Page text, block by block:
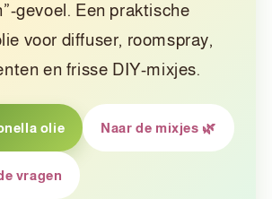
gevoel. Een praktische
voor diffuser, roomspray,
en frisse DIY-mixjes.
olie Naar de mixjes 🌿
vragen